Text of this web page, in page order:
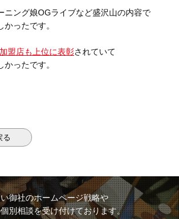
ニング娘OGライブなど盛沢山の内容で
ったです。
盟店も上位に表彰されていて
ったです。
る
御社のホームページ戦略や
別相談を受け付けております。